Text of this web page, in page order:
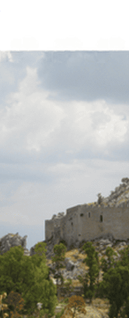
Deutsch Español